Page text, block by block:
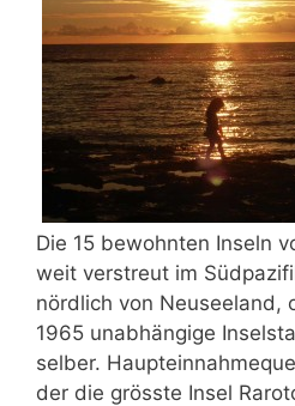
Die 15 bewohnten Inseln
weit verstreut im
nördlich von Neuseeland,
1965 unabhängige
selber.
der die grösste Insel